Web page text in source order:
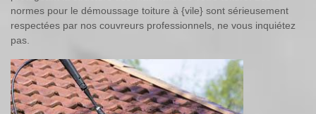
normes pour le démoussage toiture à {vile} sont sérieusement
respectées par nos couvreurs professionnels, ne vous inquiétez
pas.